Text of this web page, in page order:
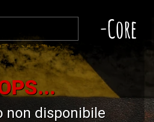
-Core
non disponibile